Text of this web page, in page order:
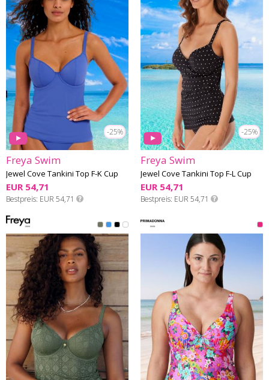
-25%
Freya Swim
Jewel Cove Tankini Top F-K Cup
EUR 54,71
Bestpreis EUR 54,71
-25%
Freya Swim
Jewel Cove Tankini Top F-L Cup
EUR 54,71
Bestpreis EUR 54,71